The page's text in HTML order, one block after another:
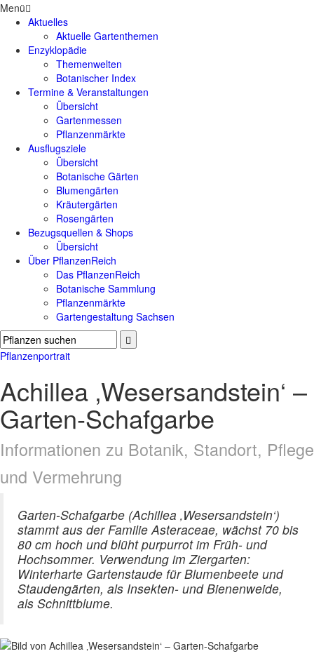
Menü
Aktuelles
Aktuelle Gartenthemen
Enzyklopädie
Themenwelten
Botanischer Index
Termine & Veranstaltungen
Übersicht
Gartenmessen
Pflanzenmärkte
Ausflugsziele
Übersicht
Botanische Gärten
Blumengärten
Kräutergärten
Rosengärten
Bezugsquellen & Shops
Übersicht
Über PflanzenReich
Das PflanzenReich
Botanische Sammlung
Pflanzenmärkte
Gartengestaltung Sachsen
Pflanzenportrait
Achillea ‚Wesersandstein‘ –
Garten-Schafgarbe
Informationen zu Botanik, Standort, Pflege
und Vermehrung
Garten-Schafgarbe (Achillea ‚Wesersandstein‘)
stammt aus der Familie Asteraceae, wächst 70 bis
80 cm hoch und blüht purpurrot im Früh- und
Hochsommer. Verwendung im Ziergarten:
Winterharte Gartenstaude für Blumenbeete und
Staudengärten, als Insekten- und Bienenweide,
als Schnittblume.